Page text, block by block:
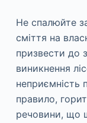
Не спалюйте
сміття на
призвести до
виникнення
неприємність
правило,
речовини, що